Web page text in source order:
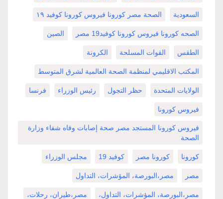
السعودية الصحة مصر كورونا فيروس كورونا كوفيد ١٩
الصحه كورونا فيروس كورونا كوفيد19 مصر الصين
الطقس القوات المسلحة الكرونة
المكتب الاقليمي لمنظمة الصحة العالمية لشرق المتوسط
الولايات المتحدة حظر التجول رئيس الوزراء فرنسا
فيروس كورونا
فيروس كورونا المستجد مصر صحة إصابات وفاه شفاء وزارة
الصحة
كورونا كورونا مصر كوفيد 19 مجلس الوزراء
مصر مصر،البورصة، المؤشرات، التداول
مصر،البورصة، المؤشرات، التداول، مصر،طيران، رحلات،